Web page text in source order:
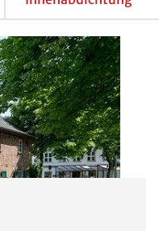
Mehr Informationen
ISOTEC-
Horizontalsperre
Sind die betroffenen
Wände nicht von
zugänglich, wie es
beispielsweise bei